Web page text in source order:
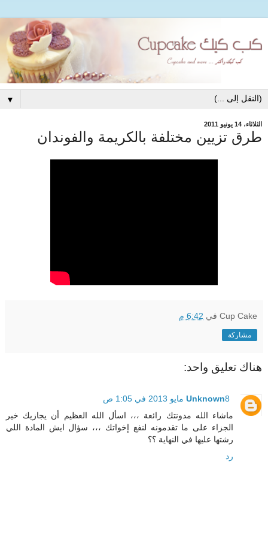
▼
الثلاثاء، 14 يونيو 2011
طرق تزيين مختلفة بالكريمة والفوندان
Cup Cake في 6:42 م
مشاركة
هناك تعليق واحد:
Unknown8 مايو 2013 في 1:05 ص
ماشاء الله مدونتك رائعة ،،، اسأل الله العظيم أن يجازيك خير
الجزاء على ما تقدمونه لنفع إخواتك ،،، سؤال ايش المادة اللي
رشتها عليها في النهاية ؟؟
رد